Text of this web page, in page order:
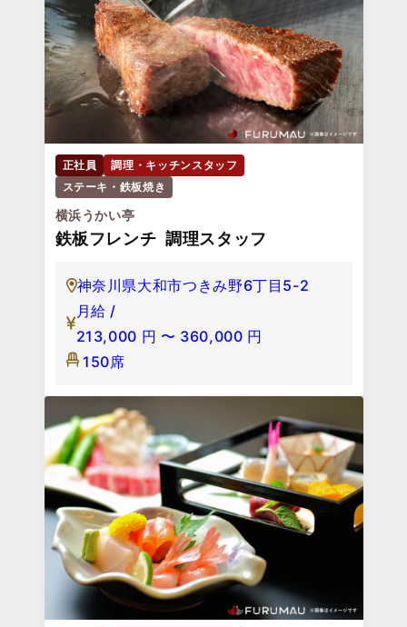
正社員
調理・キッチンスタッフ
ステーキ・鉄板焼き
横浜うかい亭
鉄板フレンチ 調理スタッフ
神奈川県大和市つきみ野6丁目5-2
月給 /
213,000 円 〜 360,000 円
150席